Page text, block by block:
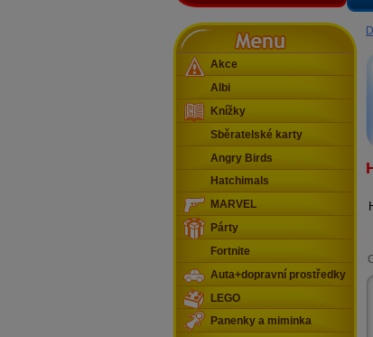
Menu
Akce
Albi
Knížky
Sběratelské karty
Angry Birds
Hatchimals
MARVEL
Párty
Fortnite
Auta+dopravní prostředky
LEGO
Panenky a miminka